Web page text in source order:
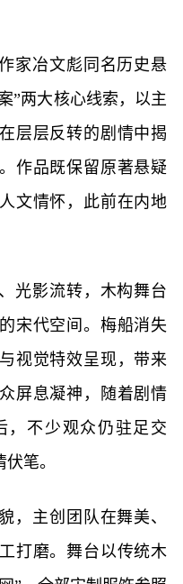
家冶文彪同名历史悬
”两大核心线索，以主
层层反转的剧情中揭
作品既保留原著悬疑
文情怀，此前在内地
光影流转，木构舞台
宋代空间。梅船消失
视觉特效呈现，带来
屏息凝神，随着剧情
，不少观众仍驻足交
笔。
，主创团队在舞美、
打磨。舞台以传统木